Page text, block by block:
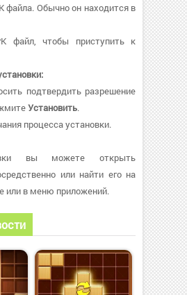
файла. Обычно он находится в
файл, чтобы приступить к
подтвердить разрешение
Установить.
процесса установки.
вы можете открыть
или найти его на
или в меню приложений.